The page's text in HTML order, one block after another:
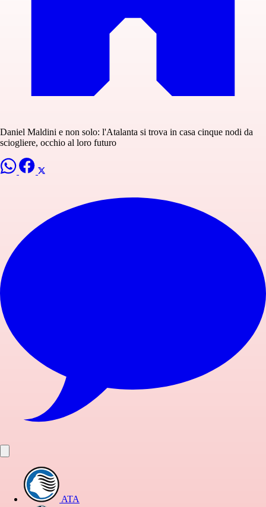
Daniel Maldini e non solo: l'Atalanta si trova in casa cinque nodi da
sciogliere, occhio al loro futuro
ATA